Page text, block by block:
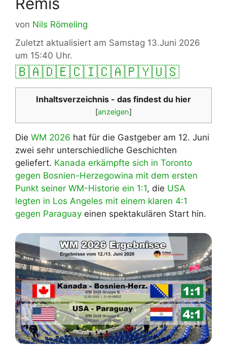
von Nils Römeling
Zuletzt aktualisiert am Samstag 13.Juni 2026
um 15:40 Uhr.
🇧🇦🇩🇪🇨🇮🇨🇦🇵🇾🇺🇸
Inhaltsverzeichnis - das findest du hier
[anzeigen]
Die WM 2026 hat für die Gastgeber am 12. Juni
zwei sehr unterschiedliche Geschichten
geliefert. Kanada erkämpfte sich in Toronto
gegen Bosnien-Herzegowina mit dem ersten
Punkt seiner WM-Historie ein 1:1, die USA
legten in Los Angeles mit einem klaren 4:1
gegen Paraguay einen spektakulären Start hin.